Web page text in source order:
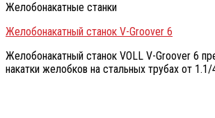
Желобонакатные станки
Желобонакатный станок V-Groover 6
Желобонакатный станок VOLL V-Groover 6
накатки желобков на стальных трубах от 1.1/